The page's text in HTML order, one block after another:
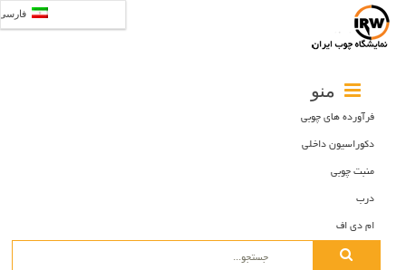
منو
فرآورده های چوبی
دکوراسیون داخلی
منبت چوبی
درب
ام دی اف
Search